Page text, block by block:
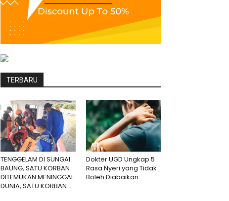
TERBARU
TENGGELAM DI SUNGAI
BAUNG, SATU KORBAN
DITEMUKAN MENINGGAL
DUNIA, SATU KORBAN...
Dokter UGD Ungkap 5
Rasa Nyeri yang Tidak
Boleh Diabaikan